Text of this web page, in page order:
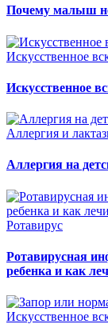
Почему малыш не
Искусственное
Искусственное
Аллергия и
Аллергия на
Ротавирус
Ротавирусная
ребенка и как
Искусственное